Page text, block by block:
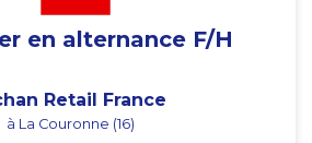
en alternance F/H
Retail France
à La Couronne (16)